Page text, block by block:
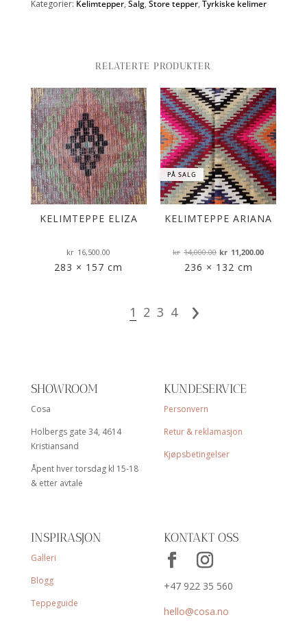
Kategorier: Kelimtepper, Salg, Store tepper, Tyrkiske kelimer
RELATERTE PRODUKTER
KELIMTEPPE ELIZA
kr 16,500.00
283 × 157 cm
PÅ SALG
KELIMTEPPE ARIANA
kr 14,000.00 Opprinnelig
pris
kr 11,200.00
236 × 132 cm
›
1 2 3 4
SHOWROOM
Cosa
Holbergs gate 34, 4614
Kristiansand
Åpent hver torsdag kl 15-18
& etter avtale
KUNDESERVICE
Personvern
Retur & reklamasjon
Kjøpsbetingelser
INSPIRASJON
Galleri
Blogg
Teppeguide
KONTAKT OSS
+47 922 35 560
hello@cosa.no